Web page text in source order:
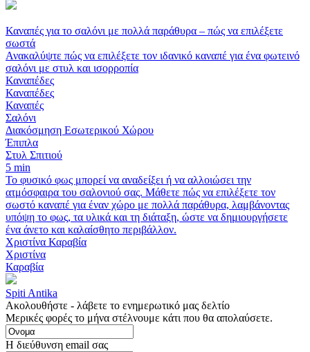
Καναπές για το σαλόνι με πολλά παράθυρα – πώς να επιλέξετε
σωστά
Ανακαλύψτε πώς να επιλέξετε τον ιδανικό καναπέ για ένα φωτεινό
σαλόνι με στυλ και ισορροπία
Καναπέδες
Καναπέδες
Καναπές
Σαλόνι
Διακόσμηση Εσωτερικού Χώρου
Έπιπλα
Στυλ Σπιτιού
5 min
Το φυσικό φως μπορεί να αναδείξει ή να αλλοιώσει την
ατμόσφαιρα του σαλονιού σας. Μάθετε πώς να επιλέξετε τον
σωστό καναπέ για έναν χώρο με πολλά παράθυρα, λαμβάνοντας
υπόψη το φως, τα υλικά και τη διάταξη, ώστε να δημιουργήσετε
ένα άνετο και καλαίσθητο περιβάλλον.
Χριστίνα Καραβία
Χριστίνα
Καραβία
Spiti Antika
Ακολουθήστε - λάβετε το ενημερωτικό μας δελτίο
Μερικές φορές το μήνα στέλνουμε κάτι που θα απολαύσετε.
Η διεύθυνση email σας